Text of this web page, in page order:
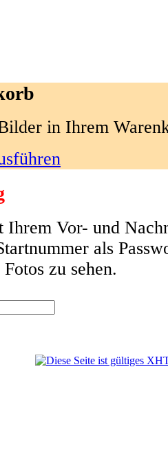
in Ihrem
Vor- und
als
zu sehen.